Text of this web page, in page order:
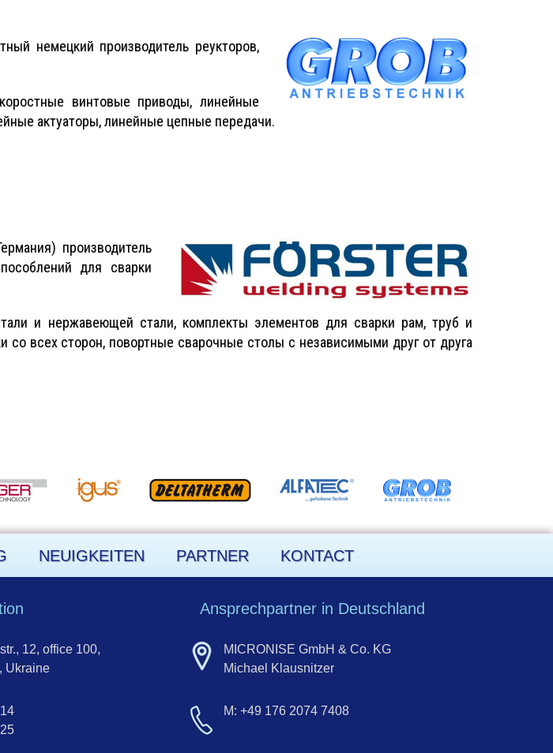
немецкий производитель реукторов,
винтовые приводы, линейные
актуаторы, линейные цепные передачи.
производитель
для сварки
и нержавеющей стали, комплекты элементов для сварки рам, труб и
всех сторон, повортные сварочные столы с независимыми друг от друга
NEUIGKEITEN PARTNER KONTACT
12, office 100,
Ukraine
Ansprechpartner in Deutschland
MICRONISE GmbH & Co. KG
Michael Klausnitzer
M: +49 176 2074 7408